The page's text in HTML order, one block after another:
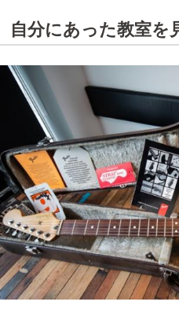
自分にあった教室を